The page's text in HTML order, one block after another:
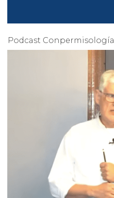
Podcast Conpermisología